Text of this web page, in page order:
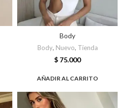
Body
Body, Nuevo, Tienda
$ 75.000
AÑADIR AL CARRITO